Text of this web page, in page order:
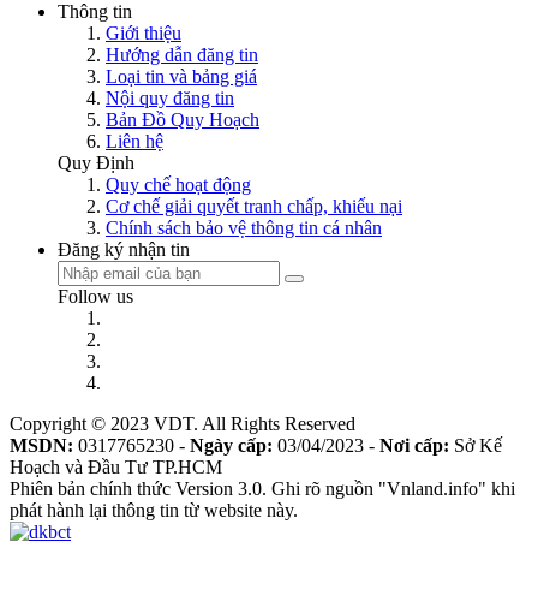
Thông tin
Giới thiệu
Hướng dẫn đăng tin
Loại tin và bảng giá
Nội quy đăng tin
Bản Đồ Quy Hoạch
Liên hệ
Quy Định
Quy chế hoạt động
Cơ chế giải quyết tranh chấp, khiếu nại
Chính sách bảo vệ thông tin cá nhân
Đăng ký nhận tin
Follow us
Copyright © 2023 VDT. All Rights Reserved
MSDN: 0317765230 - Ngày cấp: 03/04/2023 - Nơi cấp: Sở Kế
Hoạch và Đầu Tư TP.HCM
Phiên bản chính thức Version 3.0. Ghi rõ nguồn "Vnland.info" khi
phát hành lại thông tin từ website này.